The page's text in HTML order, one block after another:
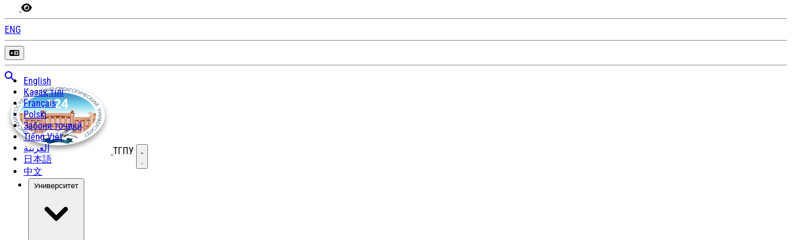
ENG
English
Қазақ тілі
Français
Polski
Забони тоҷикӣ
Tiếng Việt
العربية
日本語
中文
ТГПУ Открыть меню
Университет